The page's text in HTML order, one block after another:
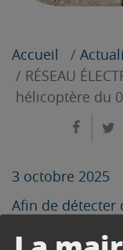
Accueil
RÉSEAU
hélicoptère du
3 octobre 2025
Afin de détecter